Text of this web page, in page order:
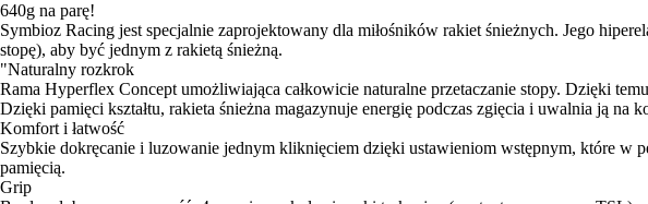
640g na parę!
Symbioz Racing jest specjalnie zaprojektowany dla miłośników rakiet śnieżnych. Jego
stopę), aby być jednym z rakietą śnieżną.
"Naturalny rozkrok
Rama Hyperflex Concept umożliwiająca całkowicie naturalne przetaczanie stopy. Dzięki
Dzięki pamięci kształtu, rakieta śnieżna magazynuje energię podczas zgięcia i uwalnia ją na
Komfort i łatwość
Szybkie dokręcanie i luzowanie jednym kliknięciem dzięki ustawieniom wstępnym, które w
pamięcią.
Grip